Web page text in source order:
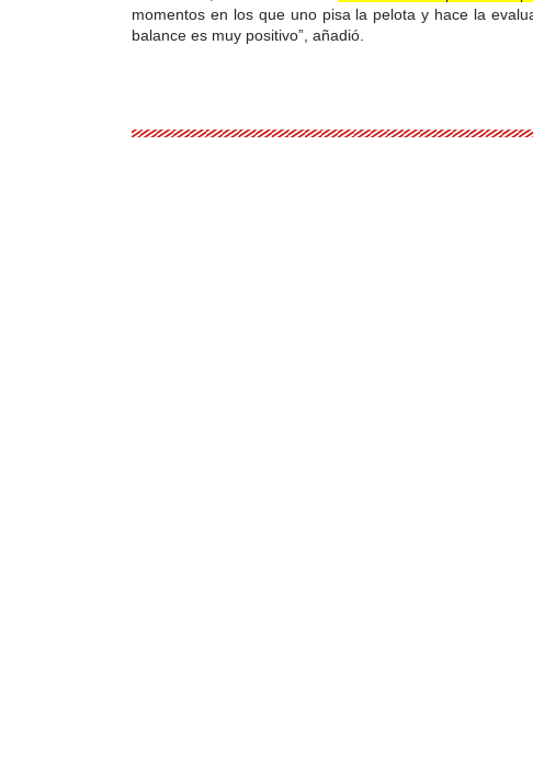
momentos en los que uno pisa la pelota y hace la
balance es muy positivo”, añadió.